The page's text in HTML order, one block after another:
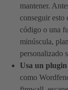
mantener.
conseguir esto
código o una
minúscula,
personalizado
Usa un
como